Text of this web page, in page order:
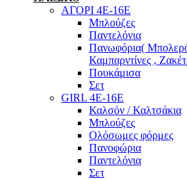
ΑΓΟΡΙ 4Ε-16Ε
Μπλούζες
Παντελόνια
Πανωφόρια(
Καμπαρντίνες ,
Πουκάμισα
Σετ
GIRL 4Ε-16Ε
Καλσόν / Καλτσάκια
Μπλούζες
Ολόσωμες φόρμες
Πανοφώρια
Παντελόνια
Σετ